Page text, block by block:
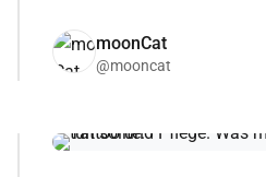
moonCat
@mooncat